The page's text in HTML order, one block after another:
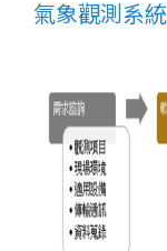
氣象觀測系